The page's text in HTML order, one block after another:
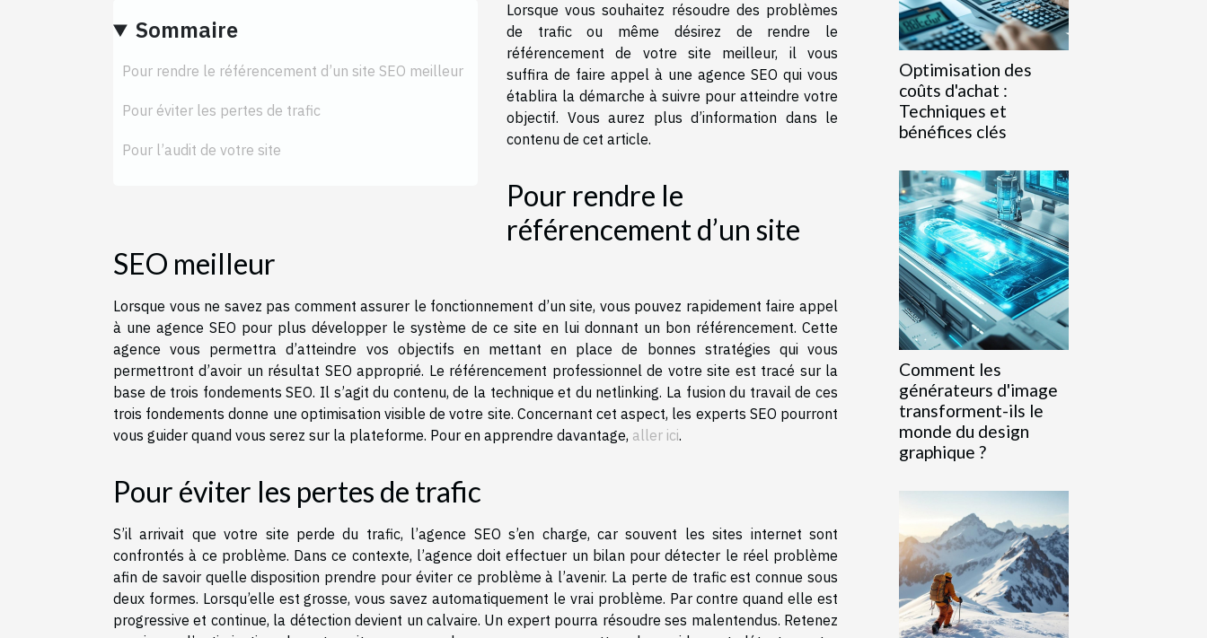
Sommaire
Pour rendre le référencement d’un site SEO meilleur
Pour éviter les pertes de trafic
Pour l’audit de votre site
Lorsque vous souhaitez résoudre des problèmes
de trafic ou même désirez de rendre le
référencement de votre site meilleur, il vous
suffira de faire appel à une agence SEO qui vous
établira la démarche à suivre pour atteindre votre
objectif. Vous aurez plus d’information dans le
contenu de cet article.
Pour rendre le
référencement d’un site
SEO meilleur
Lorsque vous ne savez pas comment assurer le fonctionnement d’un site, vous pouvez rapidement faire appel
à une agence SEO pour plus développer le système de ce site en lui donnant un bon référencement. Cette
agence vous permettra d’atteindre vos objectifs en mettant en place de bonnes stratégies qui vous
permettront d’avoir un résultat SEO approprié. Le référencement professionnel de votre site est tracé sur la
base de trois fondements SEO. Il s’agit du contenu, de la technique et du netlinking. La fusion du travail de ces
trois fondements donne une optimisation visible de votre site. Concernant cet aspect, les experts SEO pourront
vous guider quand vous serez sur la plateforme. Pour en apprendre davantage, aller ici.
Pour éviter les pertes de trafic
S’il arrivait que votre site perde du trafic, l’agence SEO s’en charge, car souvent les sites internet sont
confrontés à ce problème. Dans ce contexte, l’agence doit effectuer un bilan pour détecter le réel problème
afin de savoir quelle disposition prendre pour éviter ce problème à l’avenir. La perte de trafic est connue sous
deux formes. Lorsqu’elle est grosse, vous savez automatiquement le vrai problème. Par contre quand elle est
progressive et continue, la détection devient un calvaire. Un expert pourra résoudre ses malentendus. Retenez
Optimisation des
coûts d'achat :
Techniques et
bénéfices clés
Comment les
générateurs d'image
transforment-ils le
monde du design
graphique ?